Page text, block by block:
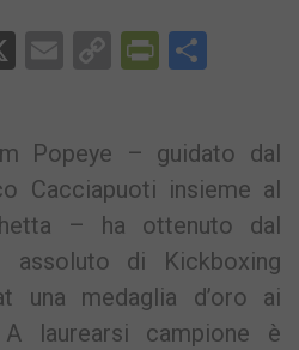
X EmailCopy
Popeye – guidato dal
Cacciapuoti insieme al
– ha ottenuto dal
assoluto di Kickboxing
una medaglia d’oro ai
laurearsi campione è